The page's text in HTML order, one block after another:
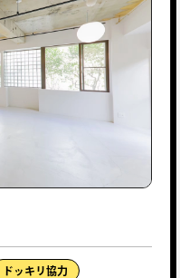
ドッキリ協力